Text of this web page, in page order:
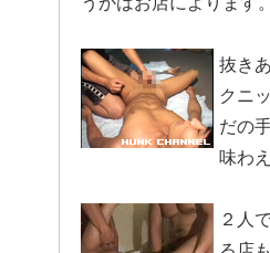
抜き
クニ
だの
味わ
２人